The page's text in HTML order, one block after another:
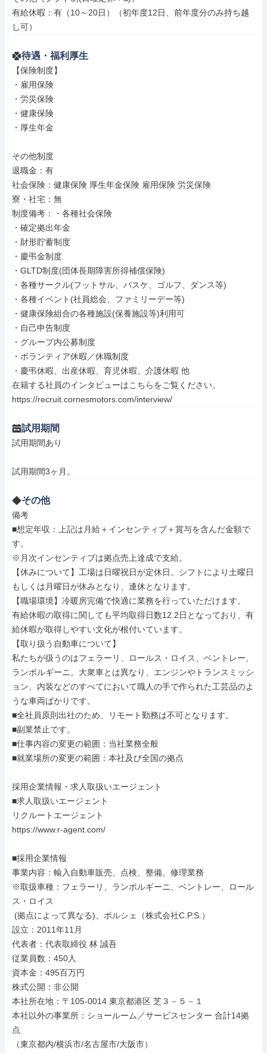
有給休暇：有（10～20日）（初年度12日、前年度分のみ持ち越
し可）
待遇・福利厚生
【保険制度】
・雇用保険
・労災保険
・健康保険
・厚生年金
その他制度
退職金：有
社会保険：健康保険 厚生年金保険 雇用保険 労災保険
寮・社宅：無
制度備考：・各種社会保険
・確定拠出年金
・財形貯蓄制度
・慶弔金制度
・GLTD制度(団体長期障害所得補償保険)
・各種サークル(フットサル、バスケ、ゴルフ、ダンス等)
・各種イベント(社員総会、ファミリーデー等)
・健康保険組合の各種施設(保養施設等)利用可
・自己申告制度
・グループ内公募制度
・ボランティア休暇／休職制度
・慶弔休暇、出産休暇、育児休暇、介護休暇 他
在籍する社員のインタビューはこちらをご覧ください。
https://recruit.cornesmotors.com/interview/
試用期間
試用期間あり
試用期間3ヶ月。
その他
備考
■想定年収：上記は月給＋インセンティブ＋賞与を含んだ金額で
す。
※月次インセンティブは拠点売上達成で支給。
【休みについて】工場は日曜祝日が定休日。シフトにより土曜日
もしくは月曜日が休みとなり、連休となります。
【職場環境】冷暖房完備で快適に業務を行っていただけます。
有給休暇の取得に関しても平均取得日数12.2日となっており、有
給休暇が取得しやすい文化が根付いています。
【取り扱う自動車について】
私たちが扱うのはフェラーリ、ロールス・ロイス、ベントレー、
ランボルギーニ。大衆車とは異なり、エンジンやトランスミッシ
ョン、内装などのすべてにおいて職人の手で作られた工芸品のよ
うな車両ばかりです。
■全社員原則出社のため、リモート勤務は不可となります。
■副業禁止です。
■仕事内容の変更の範囲：当社業務全般
■就業場所の変更の範囲：本社及び全国の拠点
採用企業情報・求人取扱いエージェント
■求人取扱いエージェント
リクルートエージェント
https://www.r-agent.com/
■採用企業情報
事業内容：輸入自動車販売、点検、整備、修理業務
※取扱車種：フェラーリ、ランボルギーニ、ベントレー、ロール
ス・ロイス
設立：2011年11月
代表者：代表取締役 林 誠吾
従業員数：450人
資本金：495百万円
株式公開：非公開
本社所在地：〒105-0014 東京都港区 芝３－５－１
本社以外の事業所：ショールーム／サービスセンター 合計14拠
点
（東京都内/横浜市/名古屋市/大阪市）